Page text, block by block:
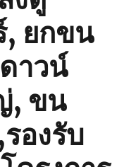
, ยกขน
าวน์
, ขน
องรับ